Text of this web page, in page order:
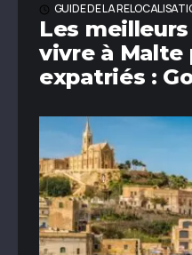
GUIDE DE LA
Les
vivre à Malte
expatriés :